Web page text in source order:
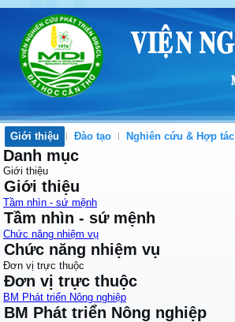
Giới thiệu Đào tạo Nghiên cứu & Hợp tác
Danh mục
Giới thiệu
Giới thiệu
Tầm nhìn - sứ mệnh
Tầm nhìn - sứ mệnh
Chức năng nhiệm vụ
Chức năng nhiệm vụ
Đơn vị trực thuộc
Đơn vị trực thuộc
BM Phát triển Nông nghiệp
BM Phát triển Nông nghiệp